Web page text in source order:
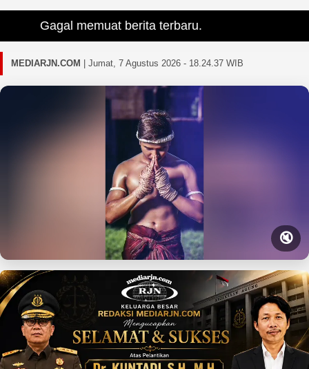
Gagal memuat berita terbaru.
MEDIARJN.COM Jumat, 7 Agustus 2026 - 18.24.38 WIB
🔇